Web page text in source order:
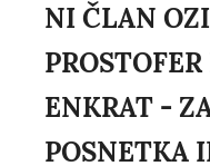
NI ČLAN
ENKRAT -
POSNETKA